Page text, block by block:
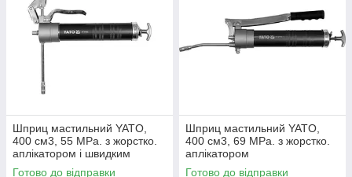
Шприц мастильний YATO,
400 см3, 55 MPa. з жорстко.
аплікатором і швидким
уприскуванням
Готово до відправки
Шприц мастильний YATO,
400 см3, 69 MPa. з жорстко.
аплікатором
Готово до відправки